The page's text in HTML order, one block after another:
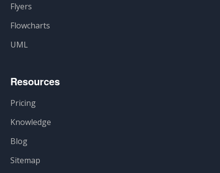
Flyers
Flowcharts
UML
Resources
Pricing
Knowledge
Blog
Sitemap